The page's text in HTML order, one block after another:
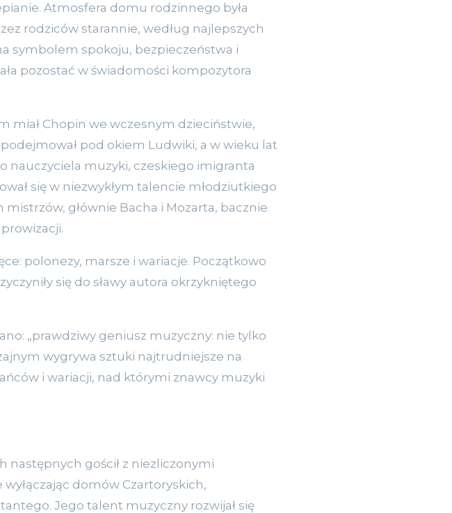
Atmosfera domu rodzinnego była
rodziców starannie, według najlepszych
symbolem spokoju, bezpieczeństwa i
pozostać w świadomości kompozytora
miał Chopin we wczesnym dzieciństwie,
pod okiem Ludwiki, a w wieku lat
nauczyciela muzyki, czeskiego imigranta
się w niezwykłym talencie młodziutkiego
głównie Bacha i Mozarta, bacznie
polonezy, marsze i wariacje. Początkowo
się do sławy autora okrzykniętego
„prawdziwy geniusz muzyczny: nie tylko
wygrywa sztuki najtrudniejsze na
i wariacji, nad którymi znawcy muzyki
następnych gościł z niezliczonymi
domów Czartoryskich,
Jego talent muzyczny rozwijał się